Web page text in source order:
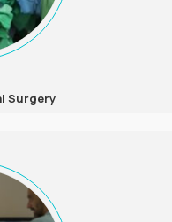
Surgery